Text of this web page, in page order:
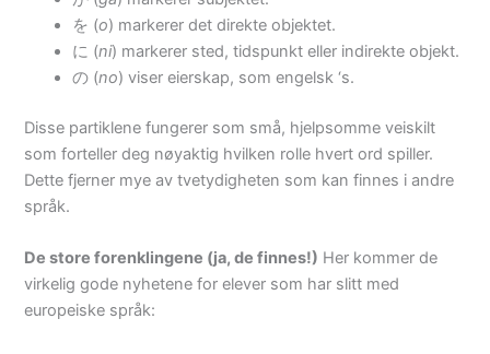
を (o) markerer det direkte objektet.
に (ni) markerer sted, tidspunkt eller indirekte objekt.
の (no) viser eierskap, som engelsk ‘s.
Disse partiklene fungerer som små, hjelpsomme veiskilt
som forteller deg nøyaktig hvilken rolle hvert ord spiller.
Dette fjerner mye av tvetydigheten som kan finnes i andre
språk.
De store forenklingene (ja, de finnes!) Her kommer de
virkelig gode nyhetene for elever som har slitt med
europeiske språk: